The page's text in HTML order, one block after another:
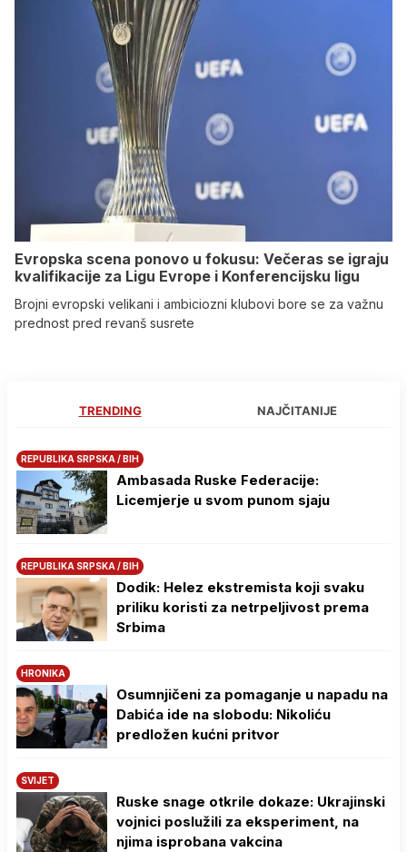
Evropska scena ponovo u fokusu: Večeras se igraju
kvalifikacije za Ligu Evrope i Konferencijsku ligu
Brojni evropski velikani i ambiciozni klubovi bore se za važnu
prednost pred revanš susrete
TRENDING NAJČITANIJE
REPUBLIKA SRPSKA / BIH
Ambasada Ruske Federacije:
Licemjerje u svom punom sjaju
REPUBLIKA SRPSKA / BIH
Dodik: Helez ekstremista koji svaku
priliku koristi za netrpeljivost prema
Srbima
HRONIKA
Osumnjičeni za pomaganje u napadu na
Dabića ide na slobodu: Nikoliću
predložen kućni pritvor
SVIJET
Ruske snage otkrile dokaze: Ukrajinski
vojnici poslužili za eksperiment, na
njima isprobana vakcina